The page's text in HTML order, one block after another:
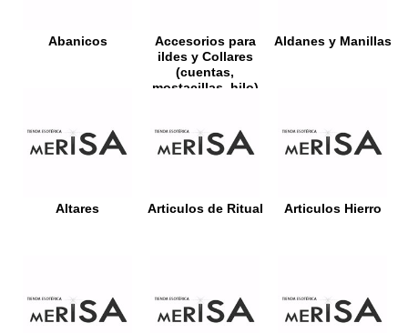
Abanicos
Accesorios para
ildes y Collares
(cuentas,
mostacillas, hilo)
Aldanes y Manillas
Altares Articulos de Ritual Articulos Hierro